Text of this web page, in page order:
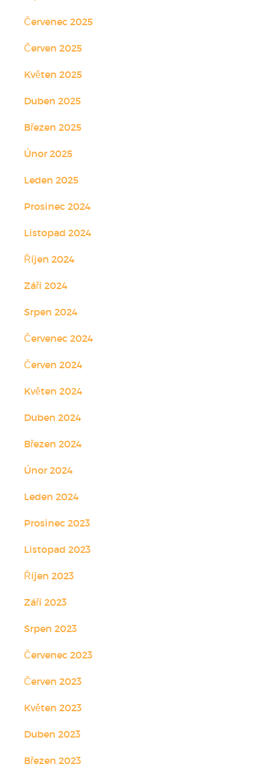
Červenec 2025
Červen 2025
Květen 2025
Duben 2025
Březen 2025
Únor 2025
Leden 2025
Prosinec 2024
Listopad 2024
Říjen 2024
Září 2024
Srpen 2024
Červenec 2024
Červen 2024
Květen 2024
Duben 2024
Březen 2024
Únor 2024
Leden 2024
Prosinec 2023
Listopad 2023
Říjen 2023
Září 2023
Srpen 2023
Červenec 2023
Červen 2023
Květen 2023
Duben 2023
Březen 2023